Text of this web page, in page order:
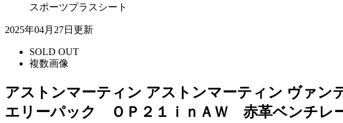
スポーツプラスシート
2025年04月27日更新
SOLD OUT
複数画像
アストンマーティン アストンマーティン ヴァ
エリーパック ＯＰ２１ｉｎＡＷ 赤革ベンチ